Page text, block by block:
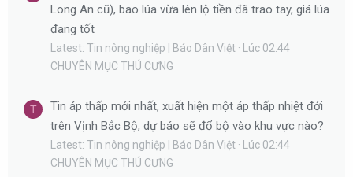
Long An cũ), bao lúa vừa lên lộ tiền đã trao tay, giá lúa
đang tốt
Latest: Tin nông nghiệp | Báo Dân Việt
Lúc 02:44
CHUYÊN MỤC THÚ CƯNG
T
Tin áp thấp mới nhất, xuất hiện một áp thấp nhiệt đới
trên Vịnh Bắc Bộ, dự báo sẽ đổ bộ vào khu vực nào?
Latest: Tin nông nghiệp | Báo Dân Việt
Lúc 02:44
CHUYÊN MỤC THÚ CƯNG